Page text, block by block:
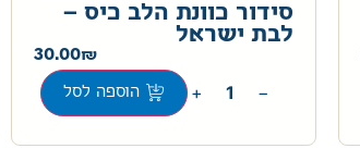
סידור כוונת הלב כיס –
לבת ישראל
30.00
−
+ הוספה לסל